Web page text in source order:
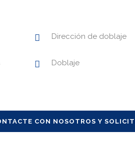
Dirección de doblaje
Doblaje
CON NOSOTROS Y